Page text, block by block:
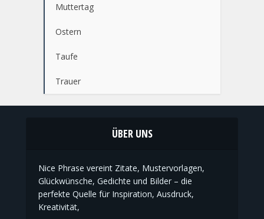
Muttertag
Ostern
Taufe
Trauer
ÜBER UNS
Nice Phrase vereint Zitate, Mustervorlagen,
Glückwünsche, Gedichte und Bilder – die
perfekte Quelle für Inspiration, Ausdruck,
Kreativität,